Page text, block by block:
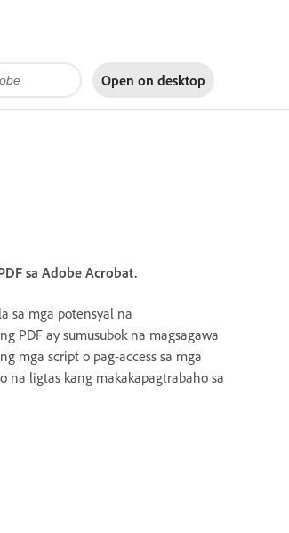
Open on desktop
sa Adobe Acrobat.
sa mga potensyal na
PDF ay sumusubok na magsagawa
mga script o pag-access sa mga
na ligtas kang makakapagtrabaho sa